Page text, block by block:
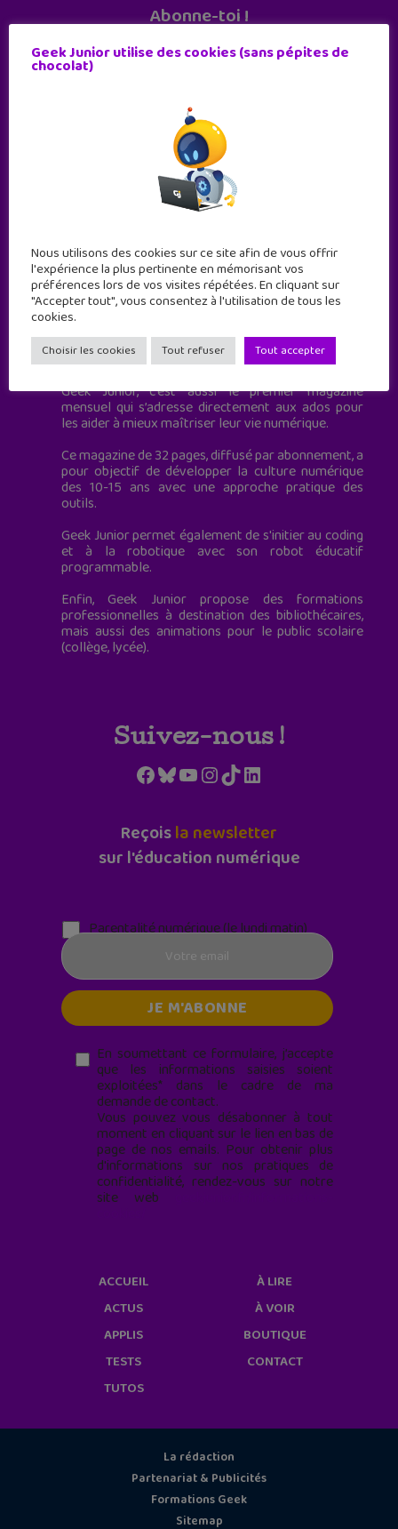
Abonne-toi !
11 numéros par an
Geek Junior est le premier site de culture numérique
à destination des adolescents.
Geek Junior, c’est aussi le premier magazine
mensuel qui s’adresse directement aux ados pour
les aider à mieux maîtriser leur vie numérique.
Ce magazine de 32 pages, diffusé par abonnement, a
pour objectif de développer la culture numérique
des 10-15 ans avec une approche pratique des
outils.
Geek Junior permet également de s'initier au coding
et à la robotique avec son robot éducatif
programmable.
Enfin, Geek Junior propose des formations
professionnelles à destination des bibliothécaires,
mais aussi des animations pour le public scolaire
(collège, lycée).
Suivez-nous !
Facebook
Bluesky
YouTube
Instagram
TikTokLinkedIn
Reçoisla newsletter
sur l'éducation numérique
Parentalité numérique (le lundi matin)
En soumettant ce formulaire, j’accepte
que les informations saisies soient
exploitées* dans le cadre de ma
demande de contact.
Vous pouvez vous désabonner à tout
moment en cliquant sur le lien en bas de
page de nos emails. Pour obtenir plus
d'informations sur nos pratiques de
confidentialité, rendez-vous sur notre
site web
Geek Junior utilise des cookies (sans pépites de
chocolat)
Nous utilisons des cookies sur ce site afin de vous offrir
l'expérience la plus pertinente en mémorisant vos
préférences lors de vos visites répétées. En cliquant sur
"Accepter tout", vous consentez à l'utilisation de tous les
cookies.
Choisir les cookies Tout refuser Tout accepter
ACCUEIL
ACTUS
APPLIS
TESTS
TUTOS
À LIRE
À VOIR
BOUTIQUE
CONTACT
La rédaction
Partenariat & Publicités
Formations Geek
Sitemap